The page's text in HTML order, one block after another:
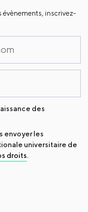
évènements, inscrivez-
des
envoyer les
universitaire de
droits.